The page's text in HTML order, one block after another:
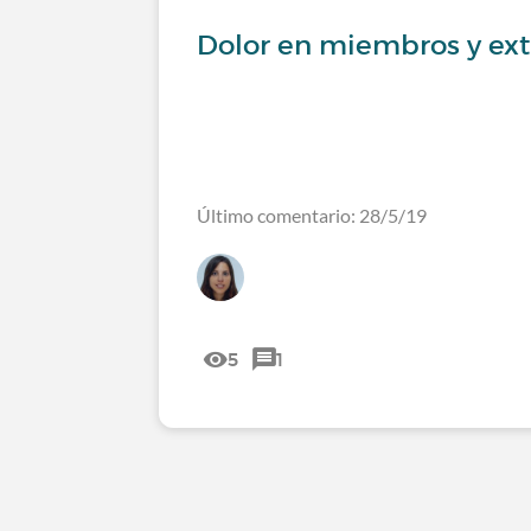
Dolor en miembros y
Último comentario: 28/5/19
5 1